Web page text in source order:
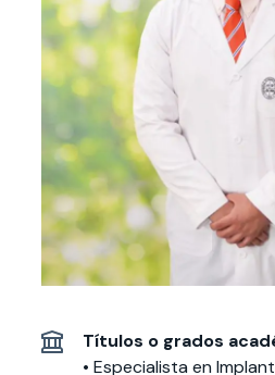
cursos
Especialidades y
estadías
Te puede
interesar:
students
interesar:
2025
vinculación con la
sociedad
Extensión Cultural
Te puede interesar:
intercambio
Servicios y apoyos
Te puede
interesar:
Explora el
Uandes
Títulos o grados
• Especialista en